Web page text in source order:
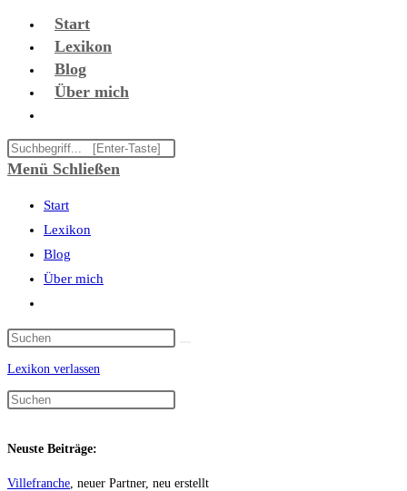
Zum
Start
Lexikon
Blog
Über mich
Suche
umschalten
Diese
Website
Menü Schließen
Start
Lexikon
Blog
Über mich
Suche
umschalten
Lexikon verlassen
Neuste Beiträge:
Villefranche, neuer Partner, neu erstellt